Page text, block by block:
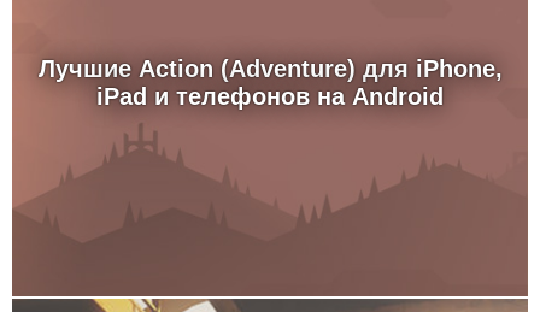
Лучшие Action (Adventure) для iPhone,
iPad и телефонов на Android